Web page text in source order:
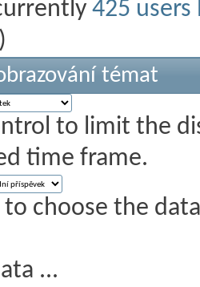
425
témat
to limit the
time frame.
choose the
...